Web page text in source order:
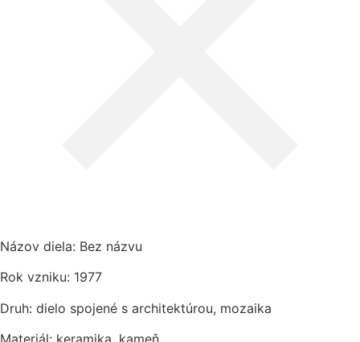
Názov diela: Bez názvu
Rok vzniku: 1977
Druh: dielo spojené s architektúrou, mozaika